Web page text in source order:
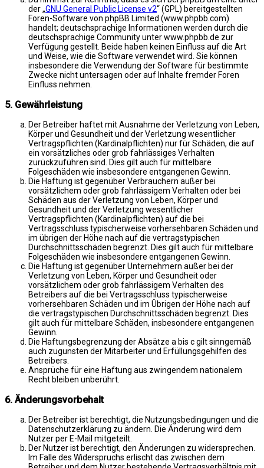
der „GNU General Public License v2“ (GPL) bereitgestellten
Foren-Software von phpBB Limited (www.phpbb.com)
handelt; deutschsprachige Informationen werden durch die
deutschsprachige Community unter www.phpbb.de zur
Verfügung gestellt. Beide haben keinen Einfluss auf die Art
und Weise, wie die Software verwendet wird. Sie können
insbesondere die Verwendung der Software für bestimmte
Zwecke nicht untersagen oder auf Inhalte fremder Foren
Einfluss nehmen.
5. Gewährleistung
Der Betreiber haftet mit Ausnahme der Verletzung von Leben,
Körper und Gesundheit und der Verletzung wesentlicher
Vertragspflichten (Kardinalpflichten) nur für Schäden, die auf
ein vorsätzliches oder grob fahrlässiges Verhalten
zurückzuführen sind. Dies gilt auch für mittelbare
Folgeschäden wie insbesondere entgangenen Gewinn.
Die Haftung ist gegenüber Verbrauchern außer bei
vorsätzlichem oder grob fahrlässigem Verhalten oder bei
Schäden aus der Verletzung von Leben, Körper und
Gesundheit und der Verletzung wesentlicher
Vertragspflichten (Kardinalpflichten) auf die bei
Vertragsschluss typischerweise vorhersehbaren Schäden und
im übrigen der Höhe nach auf die vertragstypischen
Durchschnittsschäden begrenzt. Dies gilt auch für mittelbare
Folgeschäden wie insbesondere entgangenen Gewinn.
Die Haftung ist gegenüber Unternehmern außer bei der
Verletzung von Leben, Körper und Gesundheit oder
vorsätzlichem oder grob fahrlässigem Verhalten des
Betreibers auf die bei Vertragsschluss typischerweise
vorhersehbaren Schäden und im Übrigen der Höhe nach auf
die vertragstypischen Durchschnittsschäden begrenzt. Dies
gilt auch für mittelbare Schäden, insbesondere entgangenen
Gewinn.
Die Haftungsbegrenzung der Absätze a bis c gilt sinngemäß
auch zugunsten der Mitarbeiter und Erfüllungsgehilfen des
Betreibers.
Ansprüche für eine Haftung aus zwingendem nationalem
Recht bleiben unberührt.
6. Änderungsvorbehalt
Der Betreiber ist berechtigt, die Nutzungsbedingungen und die
Datenschutzerklärung zu ändern. Die Änderung wird dem
Nutzer per E-Mail mitgeteilt.
Der Nutzer ist berechtigt, den Änderungen zu widersprechen.
Im Falle des Widerspruchs erlischt das zwischen dem